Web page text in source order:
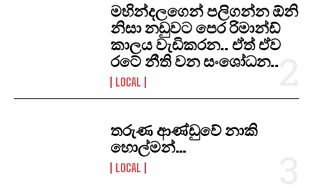
මහින්දලගෙන් පලිගන්න ඕනි
නිසා නඩුවට පෙර රිමාන්ඩ්
කාලය වැඩිකරන.. ඒත් ඒව
රටේ නීති වන සංශෝධන..
LOCAL
තරුණ ආණ්ඩුවේ නාකි
හොල්මන්…
LOCAL